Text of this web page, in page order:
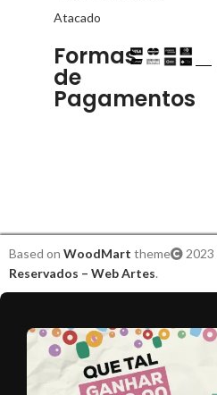
Atacado
Formas
de
Pagamentos
Based on WoodMart theme 2023
Reservados – Web Artes.